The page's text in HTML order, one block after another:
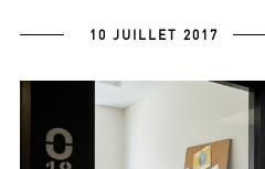
10 JUILLET 2017